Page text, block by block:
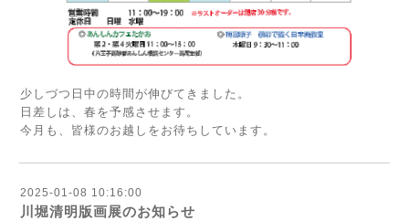
少しづつ日中の時間が伸びてきました。
日差しは、春を予感させます。
今月も、皆様のお越しをお待ちしています。
2025-01-08 10:16:00
川堀清明版画展のお知らせ